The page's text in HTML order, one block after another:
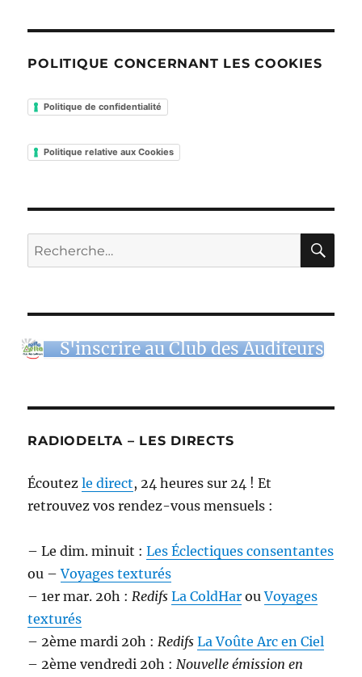
POLITIQUE CONCERNANT LES COOKIES
Politique de confidentialité
Politique relative aux Cookies
Recherche
pour :
S'inscrire au Club des Auditeurs
RADIODELTA – LES DIRECTS
Écoutezle direct, 24 heures sur 24 ! Et
retrouvez vos rendez-vous mensuels :
– Le dim. minuit :Les Éclectiques consentantes
ou –Voyages texturés
– 1er mar. 20h : Redifs La ColdHar ouVoyages
texturés
– 2ème mardi 20h : Redifs La Voûte Arc en Ciel
– 2ème vendredi 20h : Nouvelle émission en